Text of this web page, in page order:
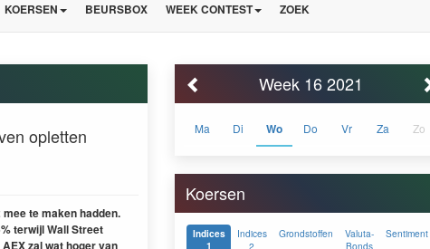
KOERSEN BEURSBOX WEEK CONTEST ZOEK
opletten
te maken hadden.
terwijl Wall Street
zal wat hoger van
Week 16 2021
Ma Di Wo Do Vr Za Zo
Koersen
Indices
1
Indices
2
Grondstoffen
Valuta-
Bonds
Sentiment